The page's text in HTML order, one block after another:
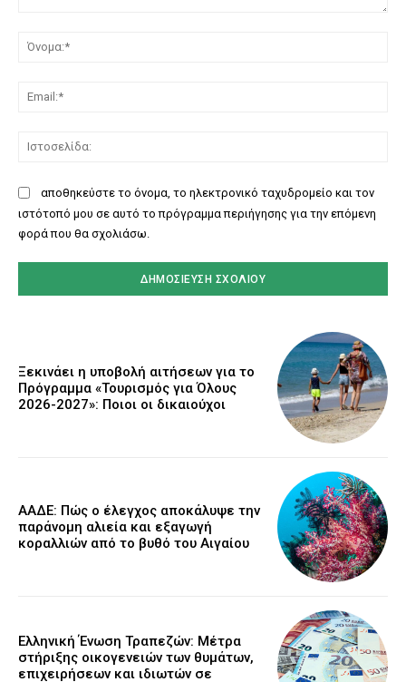
αποθηκεύστε το όνομα, το ηλεκτρονικό ταχυδρομείο και τον
ιστότοπό μου σε αυτό το πρόγραμμα περιήγησης για την επόμενη
φορά που θα σχολιάσω.
Ξεκινάει η υποβολή αιτήσεων για το
Πρόγραμμα «Τουρισμός για Όλους
2026-2027»: Ποιοι οι δικαιούχοι
ΑΑΔΕ: Πώς ο έλεγχος αποκάλυψε την
παράνομη αλιεία και εξαγωγή
κοραλλιών από το βυθό του Αιγαίου
Ελληνική Ένωση Τραπεζών: Μέτρα
στήριξης οικογενειών των θυμάτων,
επιχειρήσεων και ιδιωτών σε